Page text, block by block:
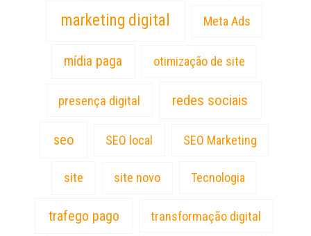
marketing digital Meta Ads
mídia paga otimização de site
presença digital redes sociais
seo SEO local SEO Marketing
site site novo Tecnologia
trafego pago transformação digital